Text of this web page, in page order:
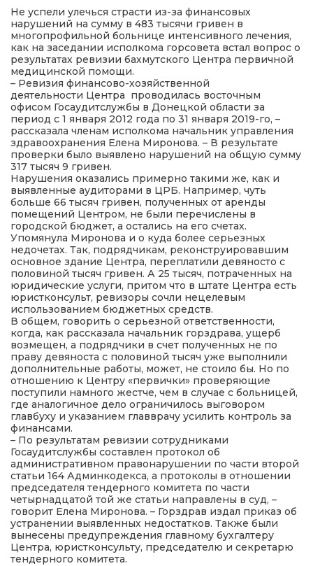
політика
місія
Не успели улечься страсти из-за финансовых
нарушений на сумму в 483 тысячи гривен в
многопрофильной больнице интенсивного лечения,
как на заседании исполкома горсовета встал вопрос о
результатах ревизии бахмутского Центра первичной
медицинской помощи.
– Ревизия финансово-хозяйственной
деятельности Центра проводилась восточным
офисом Госаудитслужбы в Донецкой области за
период с 1 января 2012 года по 31 января 2019-го, –
рассказала членам исполкома начальник управления
здравоохранения Елена Миронова. – В результате
проверки было выявлено нарушений на общую сумму
317 тысяч 9 гривен.
Нарушения оказались примерно такими же, как и
выявленные аудиторами в ЦРБ. Например, чуть
больше 66 тысяч гривен, полученных от аренды
помещений Центром, не были перечислены в
городской бюджет, а остались на его счетах.
Упомянула Миронова и о куда более серьезных
недочетах. Так, подрядчикам, реконструировавшим
основное здание Центра, переплатили девяносто с
половиной тысяч гривен. А 25 тысяч, потраченных на
юридические услуги, притом что в штате Центра есть
юристконсульт, ревизоры сочли нецелевым
использованием бюджетных средств.
В общем, говорить о серьезной ответственности,
когда, как рассказала начальник горздрава, ущерб
возмещен, а подрядчики в счет полученных не по
праву девяноста с половиной тысяч уже выполнили
дополнительные работы, может, не стоило бы. Но по
отношению к Центру «первички» проверяющие
поступили намного жестче, чем в случае с больницей,
где аналогичное дело ограничилось выговором
главбуху и указанием главврачу усилить контроль за
финансами.
– По результатам ревизии сотрудниками
Госаудитслужбы составлен протокол об
административном правонарушении по части второй
статьи 164 Админкодекса, а протоколы в отношении
председателя тендерного комитета по части
четырнадцатой той же статьи направлены в суд, –
говорит Елена Миронова. – Горздрав издал приказ об
устранении выявленных недостатков. Также были
вынесены предупреждения главному бухгалтеру
Центра, юристконсульту, председателю и секретарю
тендерного комитета.